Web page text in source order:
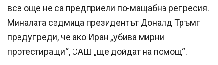
все още не са предприели по-мащабна репресия.
Миналата седмица президентът Доналд Тръмп
предупреди, че ако Иран „убива мирни
протестиращи“, САЩ „ще дойдат на помощ“.